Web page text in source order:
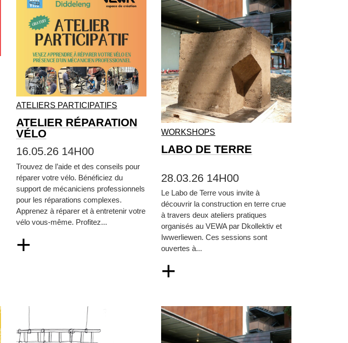
ATELIERS PARTICIPATIFS
ATELIER RÉPARATION
VÉLO
16.05.26 14H00
Trouvez de l’aide et des conseils pour
réparer votre vélo. Bénéficiez du
support de mécaniciens professionnels
pour les réparations complexes.
Apprenez à réparer et à entretenir votre
vélo vous‑même. Profitez...
+
WORKSHOPS
LABO DE TERRE
28.03.26 14H00
Le Labo de Terre vous invite à
découvrir la construction en terre crue
à travers deux ateliers pratiques
organisés au VEWA par Dkollektiv et
Iwwerliewen. Ces sessions sont
ouvertes à...
+